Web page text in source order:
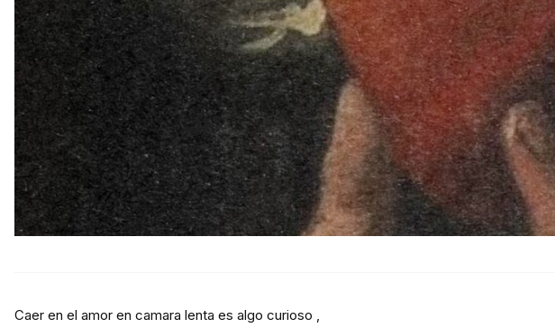
Caer en el amor en camara lenta es algo curioso ,